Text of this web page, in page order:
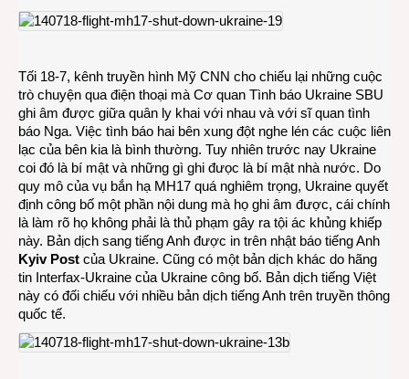
trao
đổi
điện
quân
ly
khai
bắn
Tối 18-7, kênh truyền hình Mỹ CNN cho chiếu lại những cuộc
trò chuyện qua điện thoại mà Cơ quan Tình báo Ukraine SBU
ghi âm được giữa quân ly khai với nhau và với sĩ quan tình
báo Nga. Việc tình báo hai bên xung đột nghe lén các cuộc liên
lạc của bên kia là bình thường. Tuy nhiên trước nay Ukraine
coi đó là bí mật và những gì ghi đưọc là bí mật nhà nước. Do
quy mô của vụ bắn hạ MH17 quá nghiêm trọng, Ukraine quyết
định công bố một phần nội dung mà họ ghi âm được, cái chính
là làm rõ họ không phải là thủ phạm gây ra tội ác khủng khiếp
này. Bản dịch sang tiếng Anh được in trên nhật báo tiếng Anh
Kyiv Post của Ukraine. Cũng có một bản dịch khác do hãng
tin Interfax-Ukraine của Ukraine công bố. Bản dịch tiếng Việt
này có đối chiếu với nhiều bản dịch tiếng Anh trên truyền thông
quốc tế.